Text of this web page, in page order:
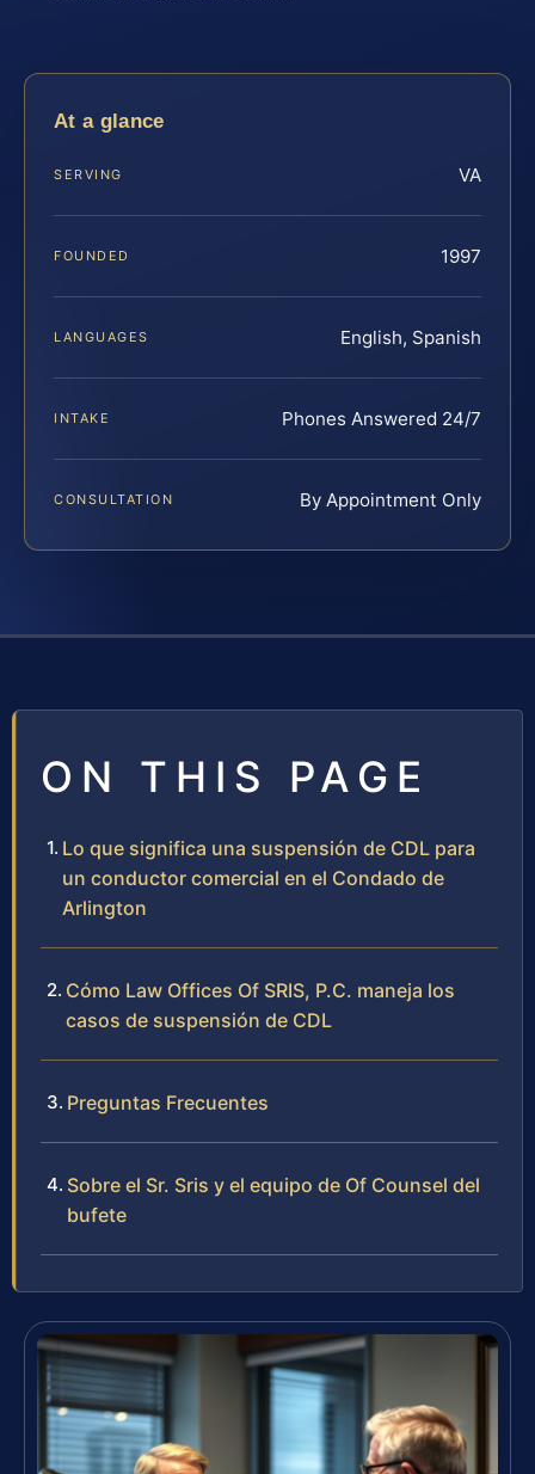
At a glance
SERVING VA
FOUNDED 1997
LANGUAGES English, Spanish
INTAKE Phones Answered 24/7
CONSULTATION By Appointment Only
ON THIS PAGE
Lo que significa una suspensión de CDL para
un conductor comercial en el Condado de
Arlington
Cómo Law Offices Of SRIS, P.C. maneja los
casos de suspensión de CDL
Preguntas Frecuentes
Sobre el Sr. Sris y el equipo de Of Counsel del
bufete